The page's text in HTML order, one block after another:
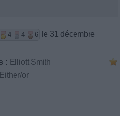
4 4 6
le 31 décembre
: Elliott Smith
Either/or